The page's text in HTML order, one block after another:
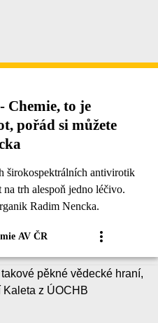
Chemie, to je
pořád si můžete
širokospektrálních antivirotik
trh alespoň jedno léčivo.
Radim Nencka.
AV ČR